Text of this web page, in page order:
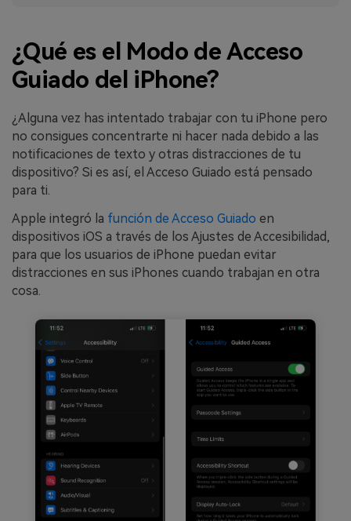
¿Qué es el Modo de Acceso
Guiado del iPhone?
¿Alguna vez has intentado trabajar con tu iPhone pero
no consigues concentrarte ni hacer nada debido a las
notificaciones de texto y otras distracciones de tu
dispositivo? Si es así, el Acceso Guiado está pensado
para ti.
Apple integró la función de Acceso Guiado en
dispositivos iOS a través de los Ajustes de Accesibilidad,
para que los usuarios de iPhone puedan evitar
distracciones en sus iPhones cuando trabajan en otra
cosa.